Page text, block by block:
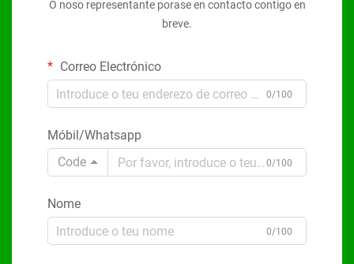
O noso representante porase en contacto contigo en
breve.
Correo Electrónico
0/100
Móbil/Whatsapp
Code
0/100
Nome
0/100